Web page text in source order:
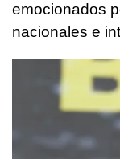
emocionados
nacionales e